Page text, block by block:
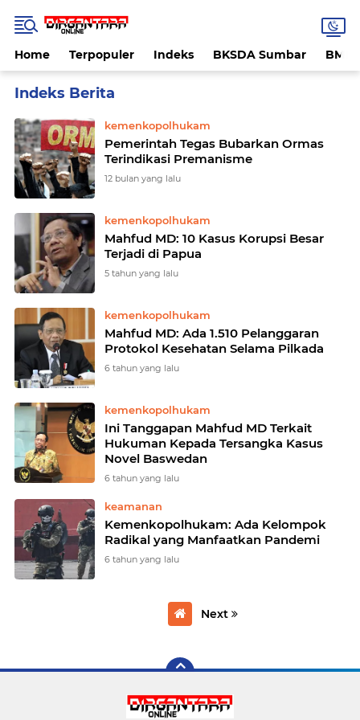
Home Terpopuler Indeks BKSDA Sumbar
kemenkopolhukam
Pemerintah Tegas Bubarkan Ormas
Terindikasi Premanisme
12 bulan yang lalu
kemenkopolhukam
Mahfud MD: 10 Kasus Korupsi Besar
Terjadi di Papua
5 tahun yang lalu
kemenkopolhukam
Mahfud MD: Ada 1.510 Pelanggaran
Protokol Kesehatan Selama Pilkada
6 tahun yang lalu
kemenkopolhukam
Ini Tanggapan Mahfud MD Terkait
Hukuman Kepada Tersangka Kasus
Novel Baswedan
6 tahun yang lalu
keamanan
Kemenkopolhukam: Ada Kelompok
Radikal yang Manfaatkan Pandemi
6 tahun yang lalu
Next